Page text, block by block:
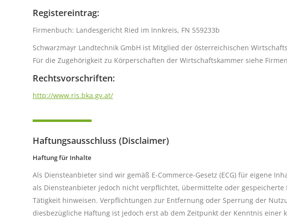
Registereintrag:
Firmenbuch: Landesgericht Ried im Innkreis, FN 559233b
Schwarzmayr Landtechnik GmbH ist Mitglied der österreichischen
Für die Zugehörigkeit zu Körperschaften der Wirtschaftskammer siehe
Rechtsvorschriften:
http://www.ris.bka.gv.at/
Haftungsausschluss (Disclaimer)
Haftung für Inhalte
Als Diensteanbieter sind wir gemäß E-Commerce-Gesetz (ECG) für eigene
als Diensteanbieter jedoch nicht verpflichtet, übermittelte oder
Tätigkeit hinweisen. Verpflichtungen zur Entfernung oder Sperrung der
diesbezügliche Haftung ist jedoch erst ab dem Zeitpunkt der Kenntnis